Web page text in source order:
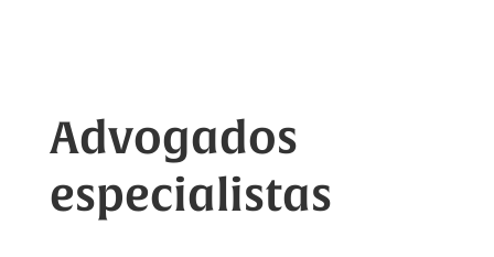
Advogados
especialistas